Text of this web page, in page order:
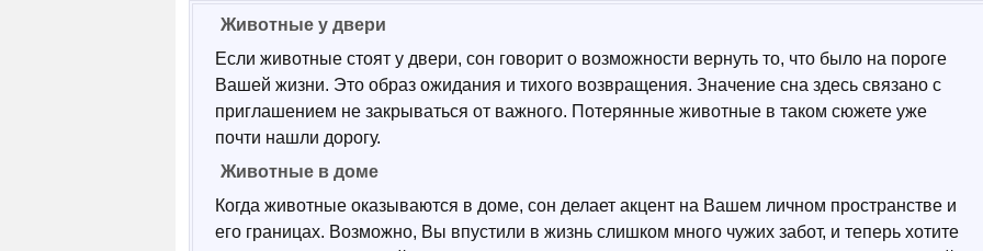
Животные у двери
Если животные стоят у двери, сон говорит о возможности вернуть то, что было на пороге
Вашей жизни. Это образ ожидания и тихого возвращения. Значение сна здесь связано с
приглашением не закрываться от важного. Потерянные животные в таком сюжете уже
почти нашли дорогу.
Животные в доме
Когда животные оказываются в доме, сон делает акцент на Вашем личном пространстве и
его границах. Возможно, Вы впустили в жизнь слишком много чужих забот, и теперь хотите